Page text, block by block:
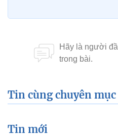
Tin cùng chuyên mục
Tin mới